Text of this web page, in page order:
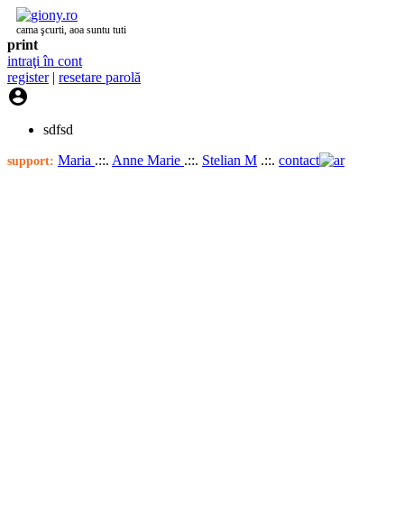
cama şcurti, aoa suntu tuti
print
intraţi în cont
register| resetare parolă

sdfsd
support: Maria .::. Anne Marie .::. Stelian M .::. contact